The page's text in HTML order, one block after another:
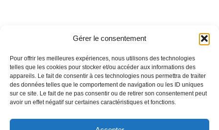
Gérer le consentement
Pour offrir les meilleures expériences, nous utilisons des technologies
telles que les cookies pour stocker et/ou accéder aux informations des
appareils. Le fait de consentir à ces technologies nous permettra de traiter
des données telles que le comportement de navigation ou les ID uniques
sur ce site. Le fait de ne pas consentir ou de retirer son consentement peut
avoir un effet négatif sur certaines caractéristiques et fonctions.
Besoin d'aide pour créer ou gérer votre entreprise ?
Un expert vous répond.
Nous contacter →